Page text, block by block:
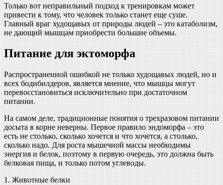
Только вот неправильный подход к тренировкам может
привести к тому, что человек только станет еще суше.
Главный враг худощавых от природы людей – это катаболизм,
не дающий мышцам приобрести большие объемы.
Питание для эктоморфа
Распространенной ошибкой не только худощавых людей, но и
всех бодибилдеров, является мнение, что мышцы могут
перевосстановиться исключительно при достаточном
питании.
На самом деле, традиционные понятия о трехразовом питании
досыта в корне неверны. Первое правило эндоморфа – это
есть не столько, сколько хочется и что хочется, а столько,
сколько надо. Для роста мышечной массы необходимы
энергия и белок, поэтому в первую очередь, это должна быть
белковая пища, и только потом углеводы.
1. Животные белки